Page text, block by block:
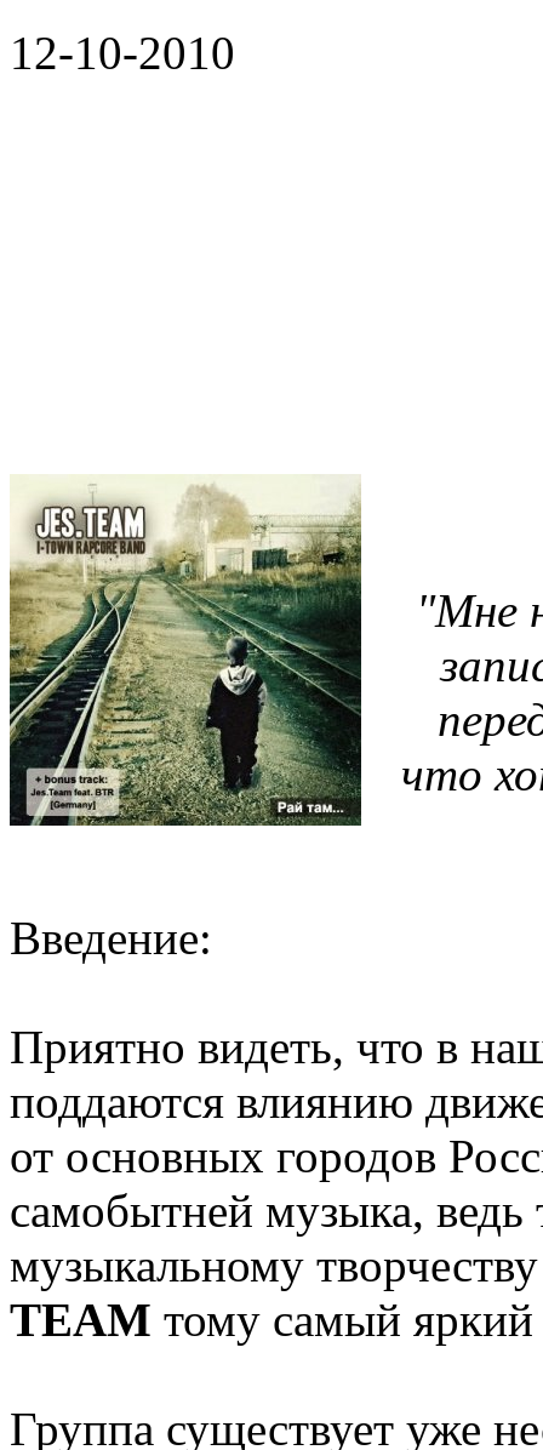
12-10-2010
"Мне
что
Введение:
Приятно видеть, что в
поддаются влиянию
от основных городов
самобытней музыка, ведь
музыкальному
TEAM тому самый
Группа существует уже